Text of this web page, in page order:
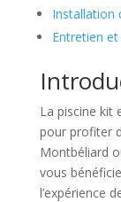
Installation
Entretien
La piscine kit
pour profiter
Montbéliard
vous
l’expérience